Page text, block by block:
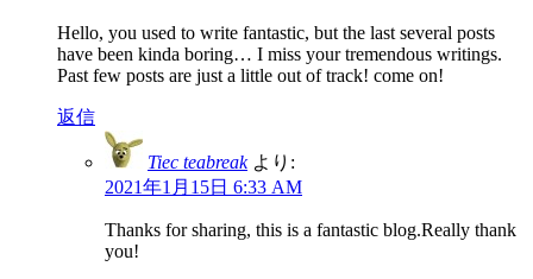
Hello, you used to write fantastic, but the last several posts
have been kinda boring… I miss your tremendous writings.
Past few posts are just a little out of track! come on!
返信
Tiec teabreak より:
2021年1月15日 6:33 AM
Thanks for sharing, this is a fantastic blog.Really thank
you!